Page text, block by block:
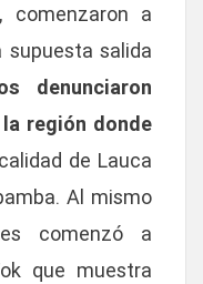
, comenzaron a
supuesta salida
denunciaron
región donde
de Lauca
Al mismo
comenzó a
que muestra